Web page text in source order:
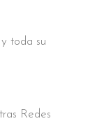
toda su
Redes